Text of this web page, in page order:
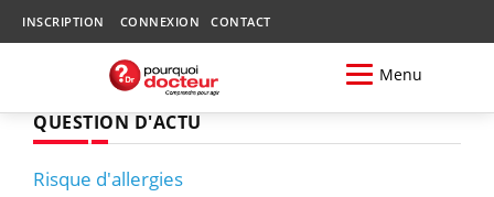
INSCRIPTION CONNEXION CONTACT
Menu
QUESTION D'ACTU
Risque d'allergies